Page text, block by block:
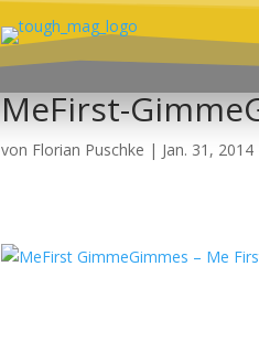
MeFirst-
von Florian Puschke | Jan. 31, 2014